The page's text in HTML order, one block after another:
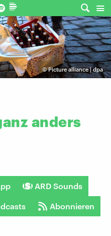
©Picture alliance | dpa
anders
ARD Sounds
Abonnieren